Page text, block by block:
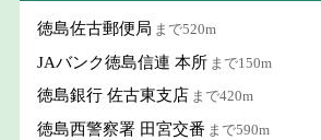
徳島佐古郵便局 まで520m
JAバンク徳島信連 本所 まで150m
徳島銀行 佐古東支店 まで420m
徳島西警察署 田宮交番 まで590m